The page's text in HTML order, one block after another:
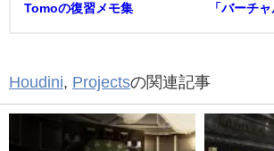
Tomoの復習メモ集
「バーチ
Houdini, Projectsの関連記事